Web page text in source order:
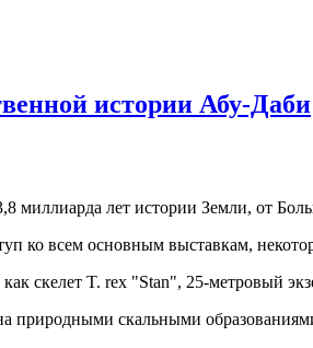
истории Абу-Даби
миллиарда лет истории Земли, от
ко всем основным выставкам,
скелет T. rex "Stan", 25-метровый
природными скальными